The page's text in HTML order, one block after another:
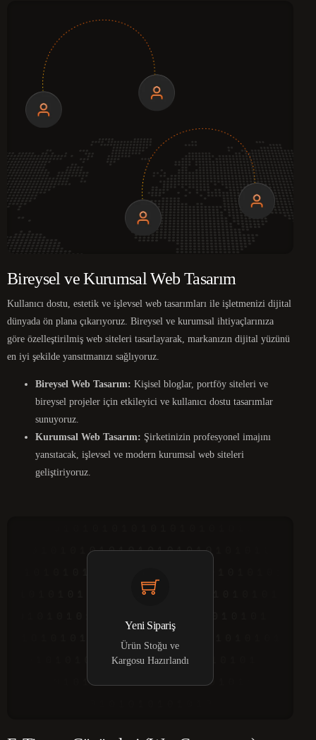
Bireysel ve Kurumsal Web Tasarım
Kullanıcı dostu, estetik ve işlevsel web tasarımları ile işletmenizi dijital
dünyada ön plana çıkarıyoruz. Bireysel ve kurumsal ihtiyaçlarınıza
göre özelleştirilmiş web siteleri tasarlayarak, markanızın dijital yüzünü
en iyi şekilde yansıtmanızı sağlıyoruz.
Bireysel Web Tasarım: Kişisel bloglar, portföy siteleri ve
bireysel projeler için etkileyici ve kullanıcı dostu tasarımlar
sunuyoruz.
Kurumsal Web Tasarım: Şirketinizin profesyonel imajını
yansıtacak, işlevsel ve modern kurumsal web siteleri
geliştiriyoruz.
Yeni Sipariş
Ürün Stoğu ve
Kargosu Hazırlandı